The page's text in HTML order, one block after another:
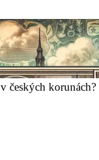
českých korunách?